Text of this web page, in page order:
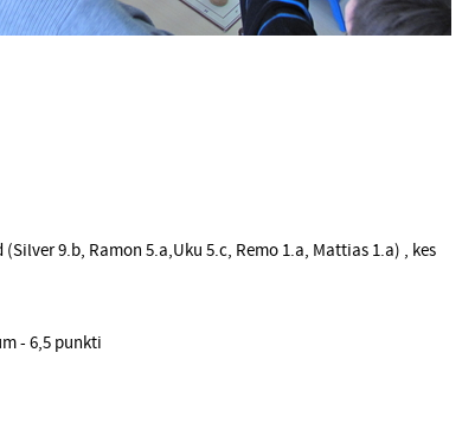
9.b, Ramon 5.a,Uku 5.c, Remo 1.a, Mattias 1.a) , kes
- 6,5 punkti